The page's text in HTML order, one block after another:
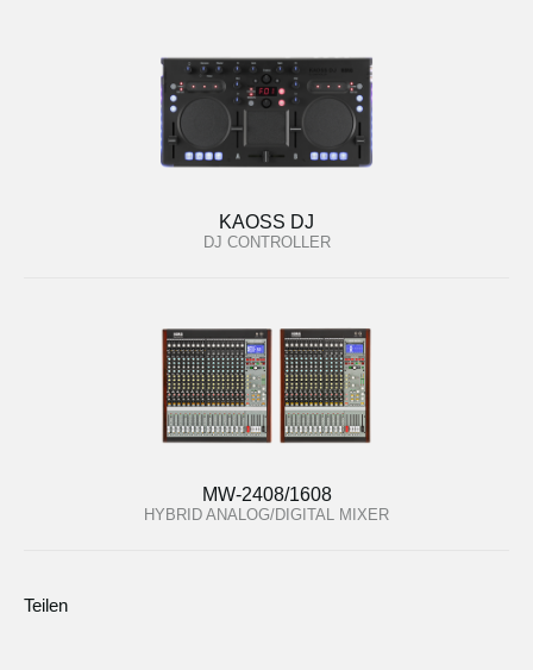
KAOSS DJ
DJ CONTROLLER
MW-2408/1608
HYBRID ANALOG/DIGITAL MIXER
Teilen